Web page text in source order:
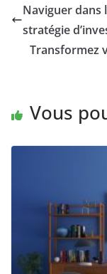
Naviguer dans
stratégie
Transformez
Vous